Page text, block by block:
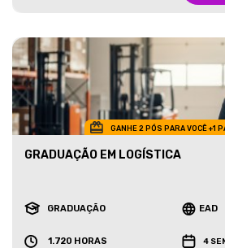
GANHE 2 PÓS PARA VOCÊ +1
GRADUAÇÃO EM LOGÍSTICA
GRADUAÇÃO EAD
1.720 HORAS 4